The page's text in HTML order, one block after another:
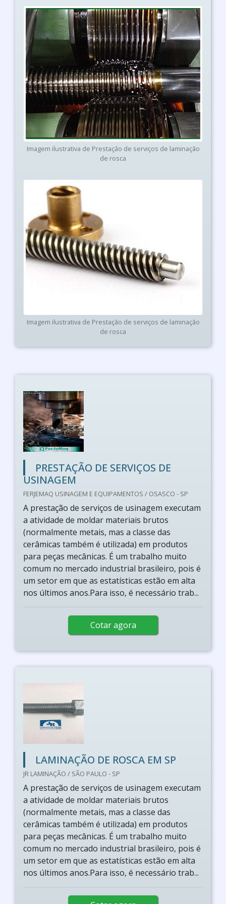
Imagem ilustrativa de Prestação de serviços de laminação
de rosca
Imagem ilustrativa de Prestação de serviços de laminação
de rosca
PRESTAÇÃO DE SERVIÇOS DE
USINAGEM
FERJEMAQ USINAGEM E EQUIPAMENTOS / OSASCO - SP
A prestação de serviços de usinagem executam
a atividade de moldar materiais brutos
(normalmente metais, mas a classe das
cerâmicas também é utilizada) em produtos
para peças mecânicas. É um trabalho muito
comum no mercado industrial brasileiro, pois é
um setor em que as estatísticas estão em alta
nos últimos anos.Para isso, é necessário trab...
Cotar agora
LAMINAÇÃO DE ROSCA EM SP
JR LAMINAÇÃO / SÃO PAULO - SP
A prestação de serviços de usinagem executam
a atividade de moldar materiais brutos
(normalmente metais, mas a classe das
cerâmicas também é utilizada) em produtos
para peças mecânicas. É um trabalho muito
comum no mercado industrial brasileiro, pois é
um setor em que as estatísticas estão em alta
nos últimos anos.Para isso, é necessário trab...